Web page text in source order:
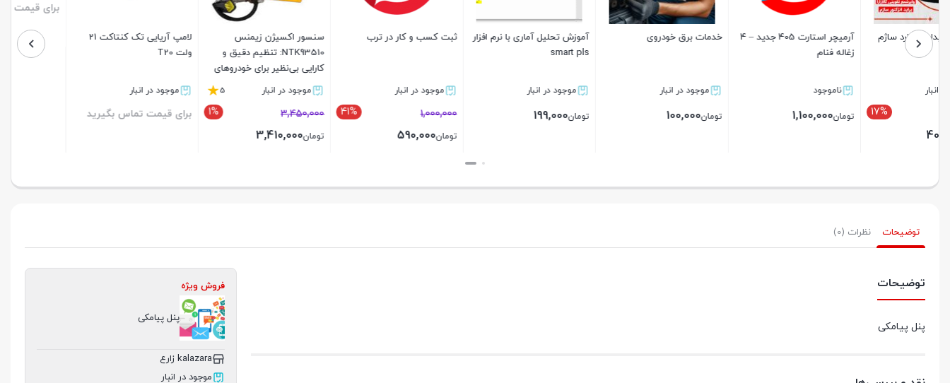
خدمات برق خودروی
100,000
آموزش تحلیل آماری با نرم افزار
تومان
ثبت کسب و کار در ترب
41% 1,000,000
سنسور اکسیژن زیمنس
مدرن
5
1% 3,450,000
لامپ آریایی تک کنتاکت 21
برای قیمت تماس بگیرید
برای قیمت تماس بگیرید
بستن
برای قیمت تماس بگیرید
توضیحات نظرات (0)
توضیحات
پنل پیامکی
فروش ویژه
پنل پیامکی
kalazara زارع
موجود در انبار